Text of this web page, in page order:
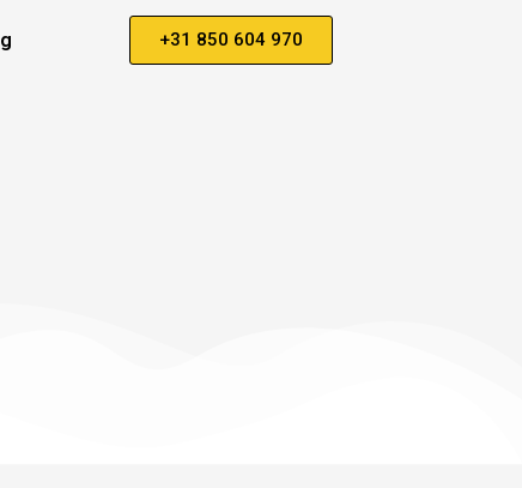
+31 850 604 970